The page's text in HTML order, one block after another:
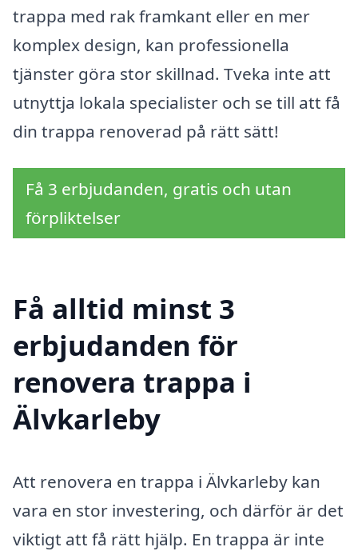
trappa med rak framkant eller en mer
komplex design, kan professionella
tjänster göra stor skillnad. Tveka inte att
utnyttja lokala specialister och se till att få
din trappa renoverad på rätt sätt!
Få 3 erbjudanden, gratis och utan
förpliktelser
Få alltid minst 3
erbjudanden för
renovera trappa i
Älvkarleby
Att renovera en trappa i Älvkarleby kan
vara en stor investering, och därför är det
viktigt att få rätt hjälp. En trappa är inte